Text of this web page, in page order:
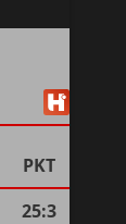
PKT
25:3